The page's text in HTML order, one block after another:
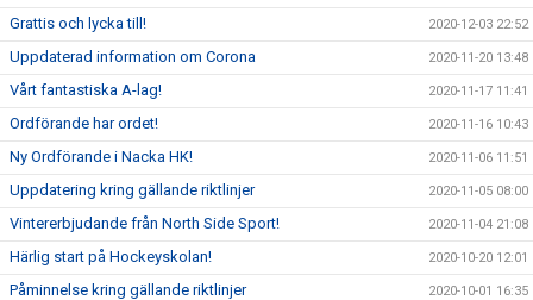
Grattis och lycka till! 2020-12-03 22:52
Uppdaterad information om Corona 2020-11-20 13:48
Vårt fantastiska A-lag! 2020-11-17 11:41
Ordförande har ordet! 2020-11-16 10:43
Ny Ordförande i Nacka HK! 2020-11-06 11:51
Uppdatering kring gällande riktlinjer 2020-11-05 08:00
Vintererbjudande från North Side Sport! 2020-11-04 21:08
Härlig start på Hockeyskolan! 2020-10-20 12:01
Påminnelse kring gällande riktlinjer 2020-10-01 16:35